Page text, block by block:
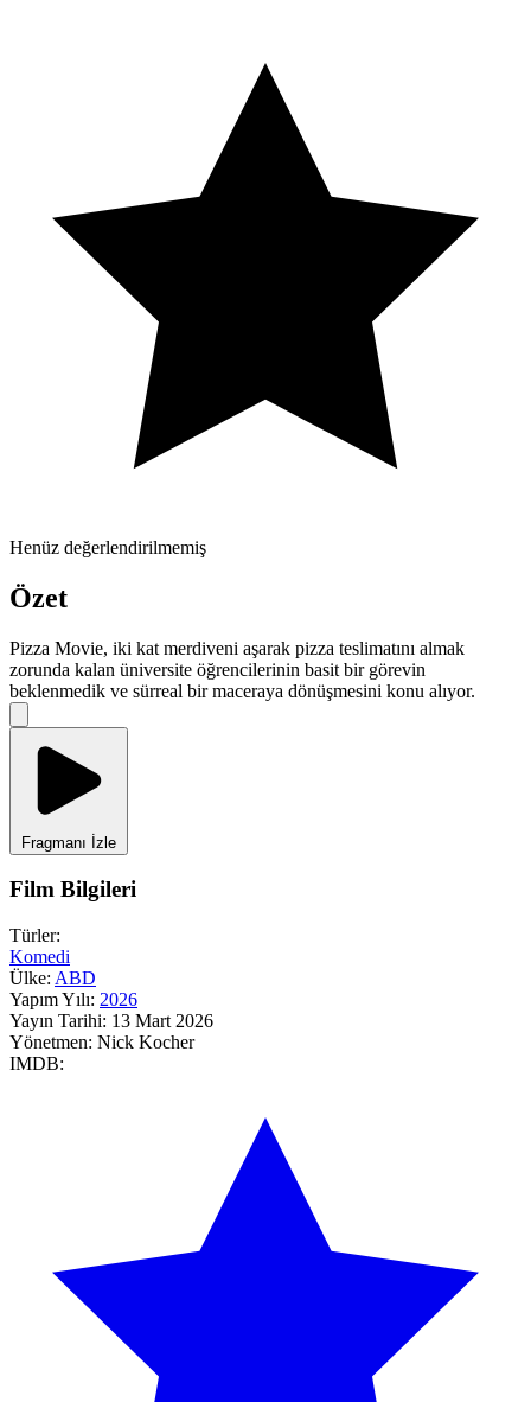
Henüz değerlendirilmemiş
Özet
Pizza Movie, iki kat merdiveni aşarak pizza teslimatını almak
zorunda kalan üniversite öğrencilerinin basit bir görevin
beklenmedik ve sürreal bir maceraya dönüşmesini konu alıyor.
Fragmanı İzle
Film Bilgileri
Türler:
Komedi
Ülke: ABD
Yapım Yılı: 2026
Yayın Tarihi: 13 Mart 2026
Yönetmen: Nick Kocher
IMDB: